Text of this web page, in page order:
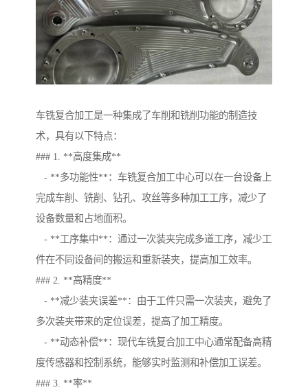
车铣复合加工是一种集成了车削和铣削功能的制造技
术，具有以下特点：
### 1. **高度集成**
- **多功能性**：车铣复合加工中心可以在一台设备上
完成车削、铣削、钻孔、攻丝等多种加工工序，减少了
设备数量和占地面积。
- **工序集中**：通过一次装夹完成多道工序，减少工
件在不同设备间的搬运和重新装夹，提高加工效率。
### 2. **高精度**
- **减少装夹误差**：由于工件只需一次装夹，避免了
多次装夹带来的定位误差，提高了加工精度。
- **动态补偿**：现代车铣复合加工中心通常配备高精
度传感器和控制系统，能够实时监测和补偿加工误差。
### 3. **率**